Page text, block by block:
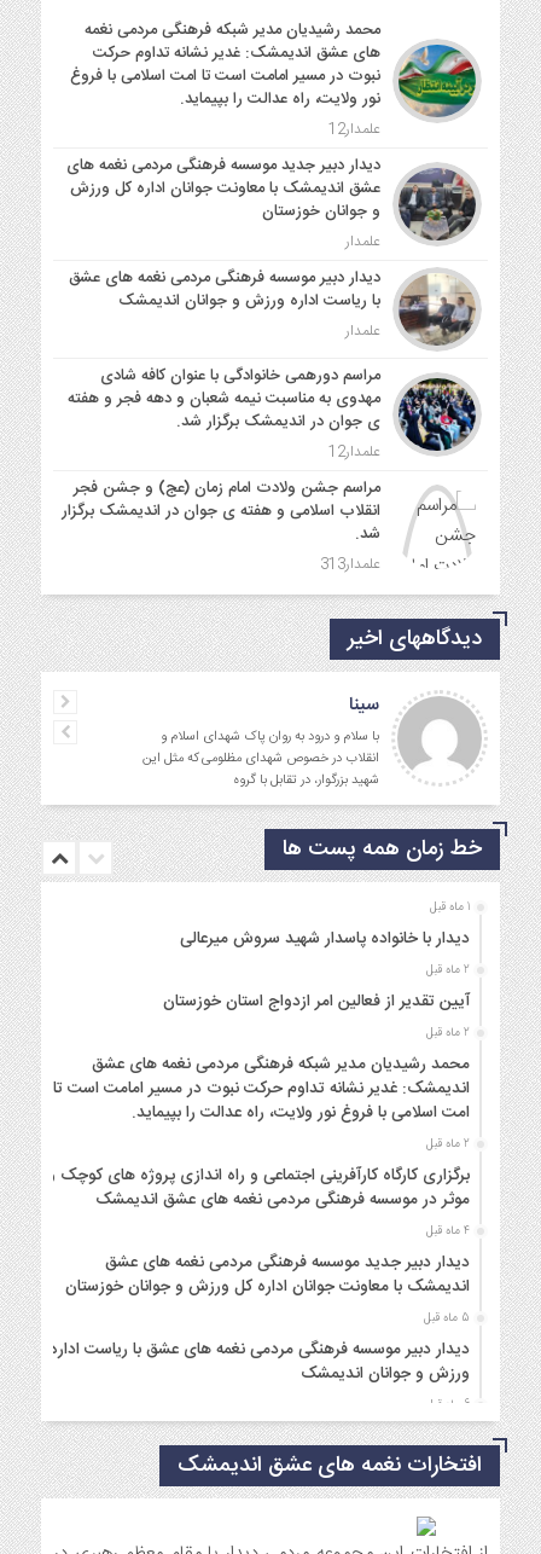
محمد رشیدیان مدیر شبکه فرهنگی مردمی نغمه
های عشق اندیمشک: غدیر نشانه تداوم حرکت
نبوت در مسیر امامت است تا امت اسلامی با فروغ
نور ولایت، راه عدالت را بپیماید.
علمدار12
دیدار دبیر جدید موسسه فرهنگی مردمی نغمه های
عشق اندیمشک با معاونت جوانان اداره کل ورزش
و جوانان خوزستان
علمدار
دیدار دبیر موسسه فرهنگی مردمی نغمه های عشق
با ریاست اداره ورزش و جوانان اندیمشک
علمدار
مراسم دورهمی خانوادگی با عنوان کافه شادی
مهدوی به مناسبت نیمه شعبان و دهه فجر و هفته
ی جوان در اندیمشک برگزار شد.
علمدار12
مراسم جشن ولادت امام زمان (عج) و جشن فجر
انقلاب اسلامی و هفته ی جوان در اندیمشک برگزار
شد.
علمدار313
دیدگاههای اخیر
سینا
با سلام و درود به روان پاک شهدای اسلام و
انقلاب در خصوص شهدای مظلومی که مثل این
شهید بزرگوار، در تقابل با گروه
خط زمان همه پست ها
1 ماه قبل
دیدار با خانواده پاسدار شهید سروش میرعالی
2 ماه قبل
آیین تقدیر از فعالین امر ازدواج استان خوزستان
2 ماه قبل
محمد رشیدیان مدیر شبکه فرهنگی مردمی نغمه های عشق
اندیمشک: غدیر نشانه تداوم حرکت نبوت در مسیر امامت است تا
امت اسلامی با فروغ نور ولایت، راه عدالت را بپیماید.
2 ماه قبل
برگزاری کارگاه کارآفرینی اجتماعی و راه اندازی پروژه های کوچک و
موثر در موسسه فرهنگی مردمی نغمه های عشق اندیمشک
4 ماه قبل
دیدار دبیر جدید موسسه فرهنگی مردمی نغمه های عشق
اندیمشک با معاونت جوانان اداره کل ورزش و جوانان خوزستان
5 ماه قبل
دیدار دبیر موسسه فرهنگی مردمی نغمه های عشق با ریاست اداره
ورزش و جوانان اندیمشک
6 ماه قبل
مراسم دورهمی خانوادگی با عنوان کافه شادی مهدوی به مناسبت
نیمه شعبان و دهه فجر و هفته ی جوان در اندیمشک برگزار شد.
6 ماه قبل
مراسم جشن ولادت امام زمان (عج) و جشن فجر انقلاب اسلامی و
هفته ی جوان در اندیمشک برگزار شد.
افتخارات نغمه های عشق اندیمشک